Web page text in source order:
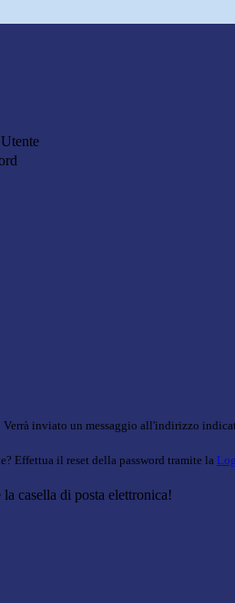
Verrà inviato un messaggio all'indirizzo
Effettua il reset della password tramite la
casella di posta elettronica!